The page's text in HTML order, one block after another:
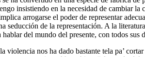
insistiendo en la necesidad de cambiar la
arrogarse el poder de representar
seducción de la representación. A la literatura
del mundo del presente, con todos sus
violencia nos ha dado bastante tela pa’ cortar